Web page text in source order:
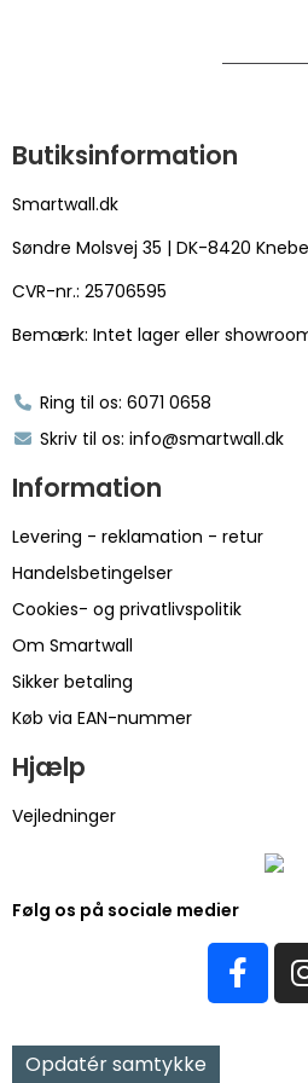
Butiksinformation
Smartwall.dk
Søndre Molsvej 35 | DK-8420
CVR-nr.: 25706595
Bemærk: Intet lager eller
Ring til os: 6071 0658
Skriv til os: info@smartwall.dk
Information
Levering - reklamation - retur
Handelsbetingelser
Cookies- og privatlivspolitik
Om Smartwall
Sikker betaling
Køb via EAN-nummer
Hjælp
Vejledninger
Følg os på sociale medier
Opdatér samtykke